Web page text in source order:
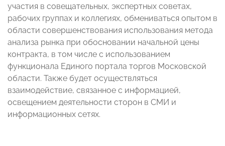
участия в совещательных, экспертных советах,
рабочих группах и коллегиях, обмениваться опытом в
области совершенствования использования метода
анализа рынка при обосновании начальной цены
контракта, в том числе с использованием
функционала Единого портала торгов Московской
области. Также будет осуществляться
взаимодействие, связанное с информацией,
освещением деятельности сторон в СМИ и
информационных сетях.